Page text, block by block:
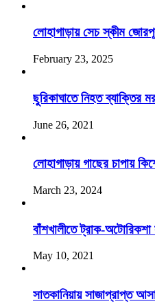
লোহাগাড়ায় সেচ স্কীম
February 23, 2025
ছুরিকাঘাতে নিহত ব্যাক্তির
June 26, 2021
লোহাগাড়ায় গাছের চাপায়
March 23, 2024
বাঁশখালীতে ট্রাক-অটোরিকশা
May 10, 2021
সাতকানিয়ায় সাজাপ্রাপ্ত